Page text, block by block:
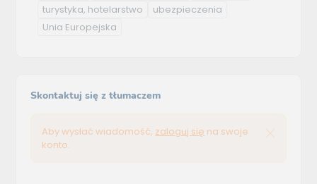
turystyka, hotelarstwo
ubezpieczenia
Unia Europejska
Skontaktuj się z tłumaczem
Aby wysłać wiadomość, zaloguj się na swoje
konto.